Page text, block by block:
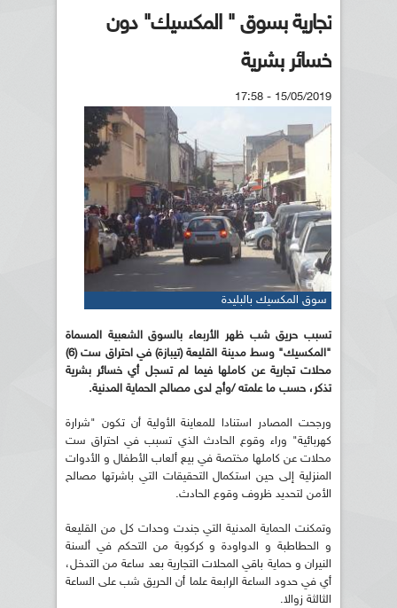
تجارية بسوق " المكسيك" دون
خسائر بشرية
15/05/2019 - 17:58
سوق المكسيك بالبليدة
تسبب حريق شب ظهر الأربعاء بالسوق الشعبية المسماة
"المكسيك" وسط مدينة القليعة (تيبازة) في احتراق ست (6)
محلات تجارية عن كاملها فيما لم تسجل أي خسائر بشرية
تذكر، حسب ما علمته /وأج لدى مصالح الحماية المدنية.
ورجحت المصادر استنادا للمعاينة الأولية أن تكون "شرارة
كهربائية" وراء وقوع الحادث الذي تسبب في احتراق ست
محلات عن كاملها مختصة في بيع ألعاب الأطفال و الأدوات
المنزلية إلى حين استكمال التحقيقات التي باشرتها مصالح
الأمن لتحديد ظروف وقوع الحادث.
وتمكنت الحماية المدنية التي جندت وحدات كل من القليعة
و الحطاطبة و الدواودة و كركوبة من التحكم في ألسنة
النيران و حماية باقي المحلات التجارية بعد ساعة من التدخل،
أي في حدود الساعة الرابعة علما أن الحريق شب على الساعة
الثالثة زوالا.